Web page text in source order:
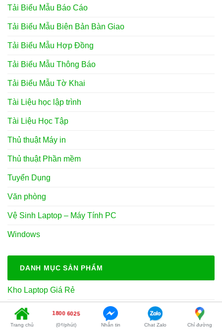
Tải Biểu Mẫu Báo Cáo
Tải Biểu Mẫu Biên Bản Bàn Giao
Tải Biểu Mẫu Hợp Đồng
Tải Biểu Mẫu Thông Báo
Tải Biểu Mẫu Tờ Khai
Tài Liệu học lập trình
Tài Liệu Học Tập
Thủ thuật Máy in
Thủ thuật Phần mềm
Tuyển Dụng
Văn phòng
Vệ Sinh Laptop – Máy Tính PC
Windows
DANH MỤC SẢN PHẨM
Kho Laptop Giá Rẻ
Laptop Lenovo
Linh kiện Laptop
Trang chủ
1800 6025
(0₫/phút) Nhắn tin Chat Zalo Chỉ đường